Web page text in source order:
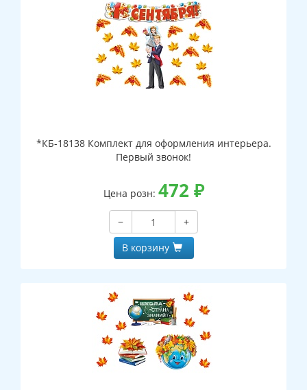
*КБ-18138 Комплект для оформления интерьера.
Первый звонок!
Цена розн: 472 ₽
−
+
В корзину